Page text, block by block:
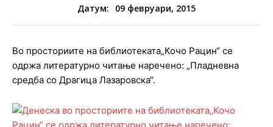
Датум: 09 февруари, 2015
Во просториите на библиотеката„Кочо Рацин“ се
одржа литературно читање наречено: „Пладневна
средба со Драгица Лазаровска“.